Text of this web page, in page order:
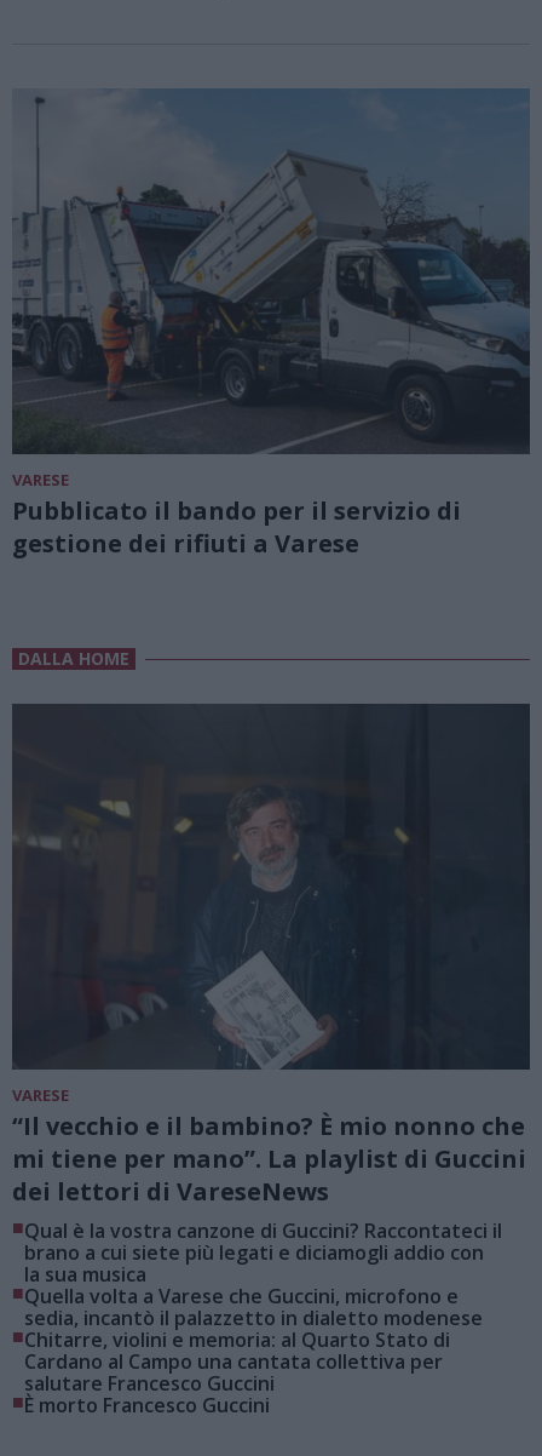
VARESE
Pubblicato il bando per il servizio di
gestione dei rifiuti a Varese
DALLA HOME
VARESE
“Il vecchio e il bambino? È mio nonno che
mi tiene per mano”. La playlist di Guccini
dei lettori di VareseNews
■Qual è la vostra canzone di Guccini? Raccontateci il
brano a cui siete più legati e diciamogli addio con
la sua musica
■Quella volta a Varese che Guccini, microfono e
sedia, incantò il palazzetto in dialetto modenese
■Chitarre, violini e memoria: al Quarto Stato di
Cardano al Campo una cantata collettiva per
salutare Francesco Guccini
■È morto Francesco Guccini